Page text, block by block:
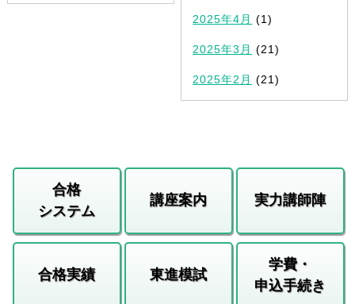
2025年4月 (1)
2025年3月 (21)
2025年2月 (21)
合格
システム
講座案内 実力講師陣
合格実績 東進模試
学費・
申込手続き